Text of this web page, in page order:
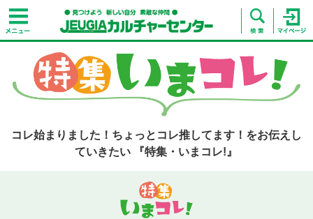
コレ始まりました！ちょっとコレ推してます！をお伝えし
ていきたい 『特集・いまコレ!』